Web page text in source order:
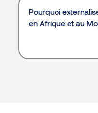
Pourquoi
en Afrique et au